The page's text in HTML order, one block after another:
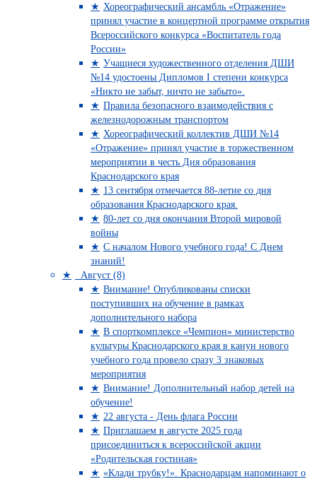
Хореографический ансамбль «Отражение»
принял участие в концертной программе открытия
Всероссийского конкурса «Воспитатель года
России»
Учащиеся художественного отделения ДШИ
№14 удостоены Дипломов I степени конкурса
«Никто не забыт, ничто не забыто».
Правила безопасного взаимодействия с
железнодорожным транспортом
Хореографический коллектив ДШИ №14
«Отражение» принял участие в торжественном
мероприятии в честь Дня образования
Краснодарского края
13 сентября отмечается 88-летие со дня
образования Краснодарского края.
80-лет со дня окончания Второй мировой
войны
С началом Нового учебного года! С Днем
знаний!
Август (8)
Внимание! Опубликованы списки
поступивших на обучение в рамках
дополнительного набора
В спорткомплексе «Чемпион» министерство
культуры Краснодарского края в канун нового
учебного года провело сразу 3 знаковых
мероприятия
Внимание! Дополнительный набор детей на
обучение!
22 августа - День флага России
Приглашаем в августе 2025 года
присоединиться к всероссийской акции
«Родительская гостиная»
«Клади трубку!». Краснодарцам напоминают о